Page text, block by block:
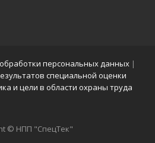
персональных данных |
специальной оценки
и цели в области охраны труда
© НПП "СпецТек"